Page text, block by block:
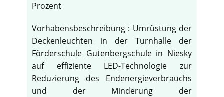
Prozent
Vorhabensbeschreibung : Umrüstung der
Deckenleuchten in der Turnhalle der
Förderschule Gutenbergschule in Niesky
auf effiziente LED-Technologie zur
Reduzierung des Endenergieverbrauchs
und der Minderung der